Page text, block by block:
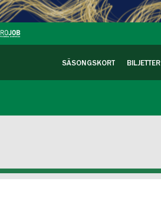
SÄSONGSKORT BILJETTER